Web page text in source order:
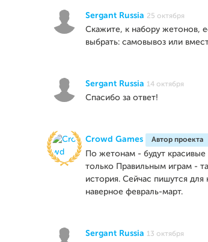
Sergant Russia 25 октября
Скажите, к набору жетонов,
выбрать: самовывоз или
Sergant Russia 14 октября
Спасибо за ответ!
Crowd Games Автор проекта
По жетонам - будут
только Правильным играм -
история. Сейчас пишутся
наверное февраль-март.
Sergant Russia 13 октября